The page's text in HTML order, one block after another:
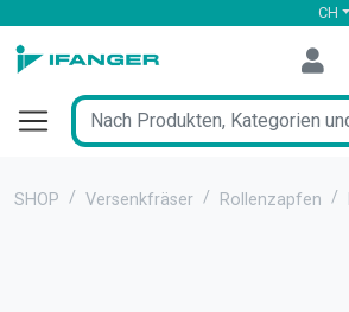
CH
SHOP Versenkfräser Rollenzapfen